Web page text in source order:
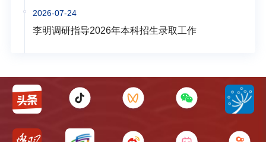
2026-07-24
李明调研指导2026年本科招生录取工作